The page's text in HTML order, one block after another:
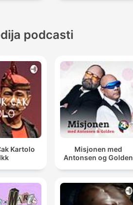
podcasti
Kartolo
Misjonen med
Antonsen og Golden